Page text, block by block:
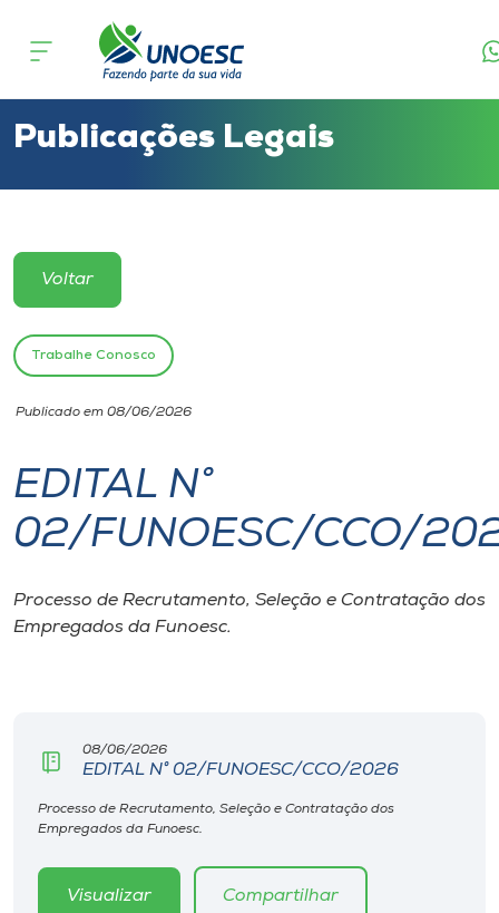
Cursos
Atendimento ao Estudante
Portal de Ensino
Unoesc
Internacionalização
I.nova
Diplomados
CPA
Biblioteca
Editora
Publicações Legais
Voltar
Trabalhe Conosco
Publicado em 08/06/2026
EDITAL N°
02/FUNOESC/CCO/
Processo de Recrutamento, Seleção e Contratação dos
Empregados da Funoesc.
08/06/2026
EDITAL N° 02/FUNOESC/CCO/2026
Processo de Recrutamento, Seleção e Contratação dos
Empregados da Funoesc.
Visualizar Compartilhar